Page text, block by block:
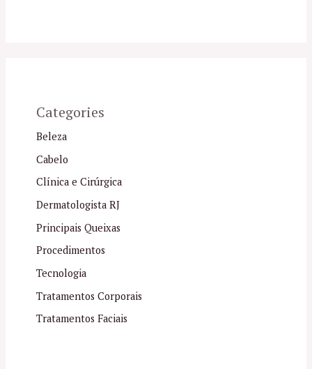
Categories
Beleza
Cabelo
Clínica e Cirúrgica
Dermatologista RJ
Principais Queixas
Procedimentos
Tecnologia
Tratamentos Corporais
Tratamentos Faciais